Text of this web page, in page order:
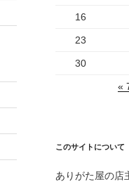
16
23
30
«
このサイトについて
ありがた屋の店